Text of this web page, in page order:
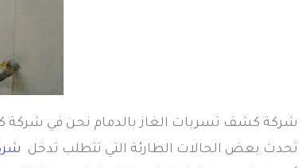
شركة كشف تسربات الغاز بالدمام‬‬ نحن في شركة
تحدث بعض الحالات الطارئة التي تتطلب تدخل